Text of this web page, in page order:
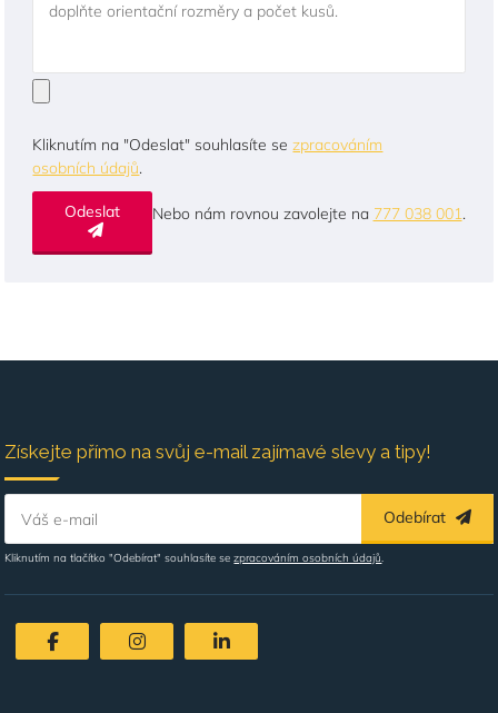
doplňte orientační rozměry a počet kusů.
Kliknutím na "Odeslat" souhlasíte sezpracováním
osobních údajů.
Nebo nám rovnou zavolejte na 777 038 001.
Získejte přímo na svůj e-mail zajímavé slevy a tipy!
Váš e-mail Odebírat
Kliknutím na tlačítko "Odebírat" souhlasíte sezpracováním osobních údajů.